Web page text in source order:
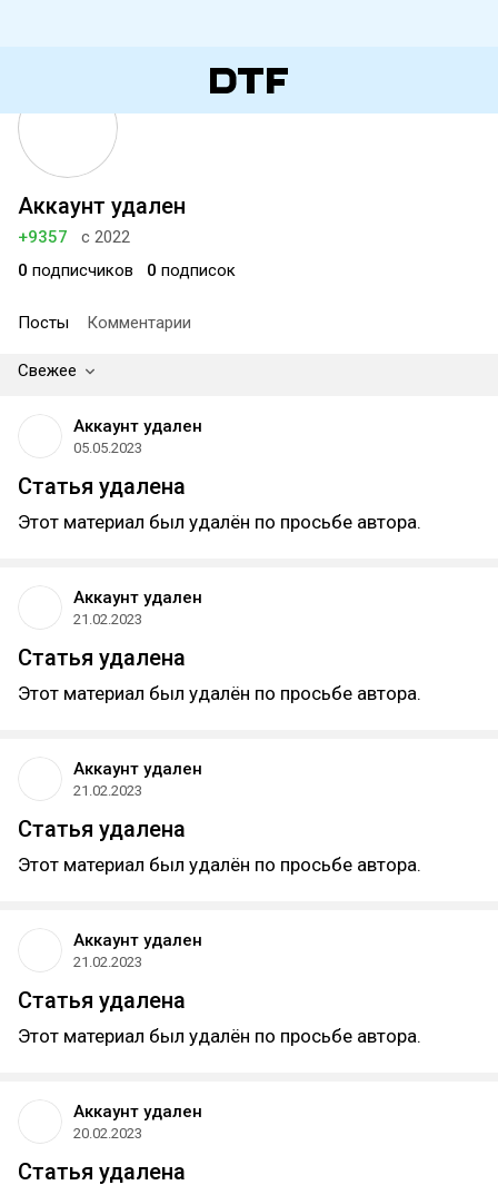
Аккаунт удален
+9357
с 2022
0 подписчиков 0 подписок
Посты Комментарии
Свежее
Аккаунт удален
05.05.2023
Статья удалена
Этот материал был удалён по просьбе автора.
Аккаунт удален
21.02.2023
Статья удалена
Этот материал был удалён по просьбе автора.
Аккаунт удален
21.02.2023
Статья удалена
Этот материал был удалён по просьбе автора.
Аккаунт удален
21.02.2023
Статья удалена
Этот материал был удалён по просьбе автора.
Аккаунт удален
20.02.2023
Статья удалена